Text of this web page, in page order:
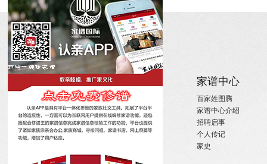
关于国际家谱
关于我们
招聘启事
实习机会
家族新闻
姓氏新闻
国内政策
宗亲活动
姓氏大事记
家谱中心
百家姓图腾
家谱中心介绍
招聘启事
个人传记
家史